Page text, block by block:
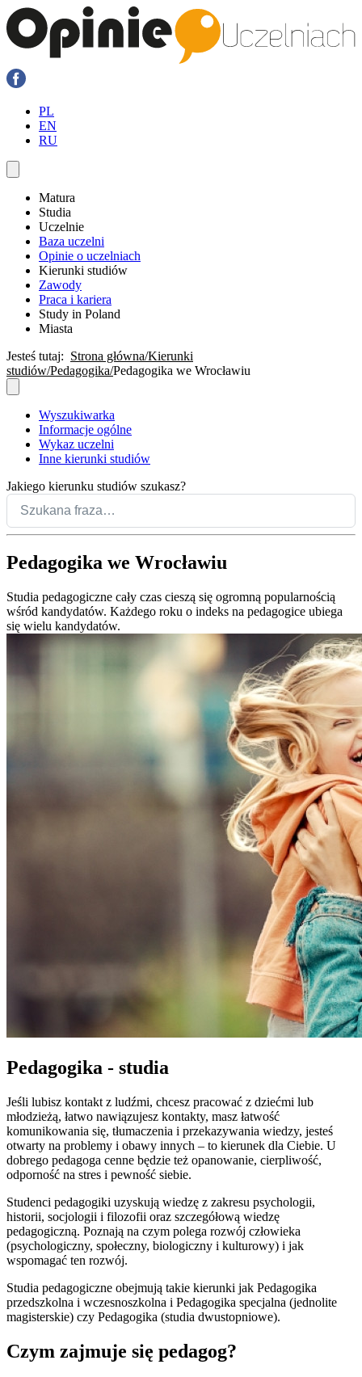
PL
EN
RU
Matura
Studia
Uczelnie
Baza uczelni
Opinie o uczelniach
Kierunki studiów
Zawody
Praca i kariera
Study in Poland
Miasta
Jesteś tutaj: Strona główna Kierunki
studiów Pedagogika Pedagogika we Wrocławiu
Wyszukiwarka
Informacje ogólne
Wykaz uczelni
Inne kierunki studiów
Jakiego kierunku studiów szukasz?
Pedagogika we Wrocławiu
Studia pedagogiczne cały czas cieszą się ogromną popularnością
wśród kandydatów. Każdego roku o indeks na pedagogice ubiega
się wielu kandydatów.
Pedagogika - studia
Jeśli lubisz kontakt z ludźmi, chcesz pracować z dziećmi lub
młodzieżą, łatwo nawiązujesz kontakty, masz łatwość
komunikowania się, tłumaczenia i przekazywania wiedzy, jesteś
otwarty na problemy i obawy innych – to kierunek dla Ciebie. U
dobrego pedagoga cenne będzie też opanowanie, cierpliwość,
odporność na stres i pewność siebie.
Studenci pedagogiki uzyskują wiedzę z zakresu psychologii,
historii, socjologii i filozofii oraz szczegółową wiedzę
pedagogiczną. Poznają na czym polega rozwój człowieka
(psychologiczny, społeczny, biologiczny i kulturowy) i jak
wspomagać ten rozwój.
Studia pedagogiczne obejmują takie kierunki jak Pedagogika
przedszkolna i wczesnoszkolna i Pedagogika specjalna (jednolite
magisterskie) czy Pedagogika (studia dwustopniowe).
Czym zajmuje się pedagog?